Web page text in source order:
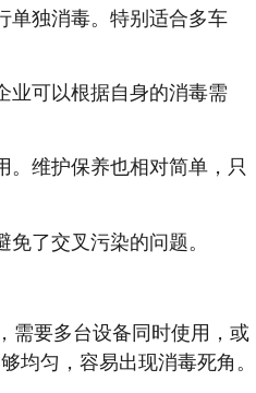
单独消毒。特别适合多车
业可以根据自身的消毒需
。维护保养也相对简单，只
了交叉污染的问题。
需要多台设备同时使用，或
均匀，容易出现消毒死角。